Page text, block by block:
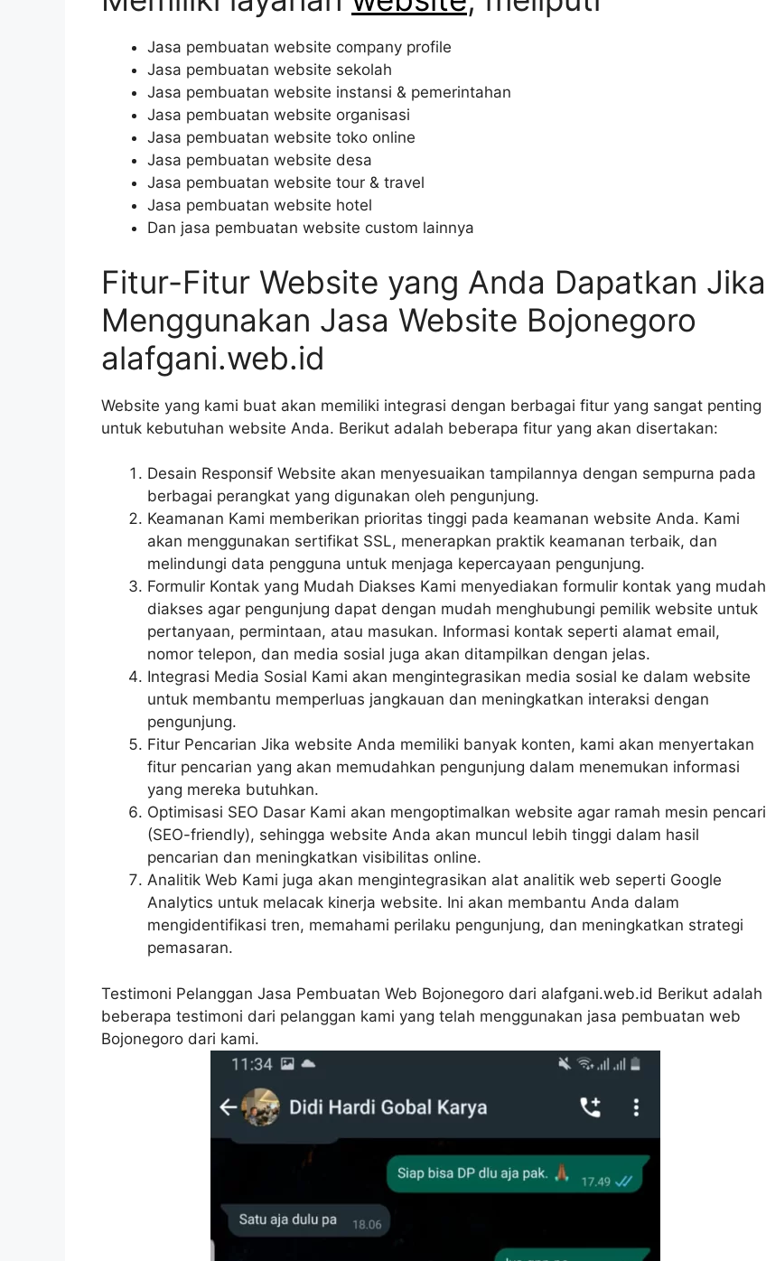
Jasa pembuatan website company profile
Jasa pembuatan website sekolah
Jasa pembuatan website instansi & pemerintahan
Jasa pembuatan website organisasi
Jasa pembuatan website toko online
Jasa pembuatan website desa
Jasa pembuatan website tour & travel
Jasa pembuatan website hotel
Dan jasa pembuatan website custom lainnya
Fitur-Fitur Website yang Anda Dapatkan Jika
Menggunakan Jasa Website Bojonegoro
alafgani.web.id
Website yang kami buat akan memiliki integrasi dengan berbagai fitur yang sangat penting
untuk kebutuhan website Anda. Berikut adalah beberapa fitur yang akan disertakan:
Desain Responsif Website akan menyesuaikan tampilannya dengan sempurna pada
berbagai perangkat yang digunakan oleh pengunjung.
Keamanan Kami memberikan prioritas tinggi pada keamanan website Anda. Kami
akan menggunakan sertifikat SSL, menerapkan praktik keamanan terbaik, dan
melindungi data pengguna untuk menjaga kepercayaan pengunjung.
Formulir Kontak yang Mudah Diakses Kami menyediakan formulir kontak yang mudah
diakses agar pengunjung dapat dengan mudah menghubungi pemilik website untuk
pertanyaan, permintaan, atau masukan. Informasi kontak seperti alamat email,
nomor telepon, dan media sosial juga akan ditampilkan dengan jelas.
Integrasi Media Sosial Kami akan mengintegrasikan media sosial ke dalam website
untuk membantu memperluas jangkauan dan meningkatkan interaksi dengan
pengunjung.
Fitur Pencarian Jika website Anda memiliki banyak konten, kami akan menyertakan
fitur pencarian yang akan memudahkan pengunjung dalam menemukan informasi
yang mereka butuhkan.
Optimisasi SEO Dasar Kami akan mengoptimalkan website agar ramah mesin pencari
(SEO-friendly), sehingga website Anda akan muncul lebih tinggi dalam hasil
pencarian dan meningkatkan visibilitas online.
Analitik Web Kami juga akan mengintegrasikan alat analitik web seperti Google
Analytics untuk melacak kinerja website. Ini akan membantu Anda dalam
mengidentifikasi tren, memahami perilaku pengunjung, dan meningkatkan strategi
pemasaran.
Testimoni Pelanggan Jasa Pembuatan Web Bojonegoro dari alafgani.web.id Berikut adalah
beberapa testimoni dari pelanggan kami yang telah menggunakan jasa pembuatan web
Bojonegoro dari kami.